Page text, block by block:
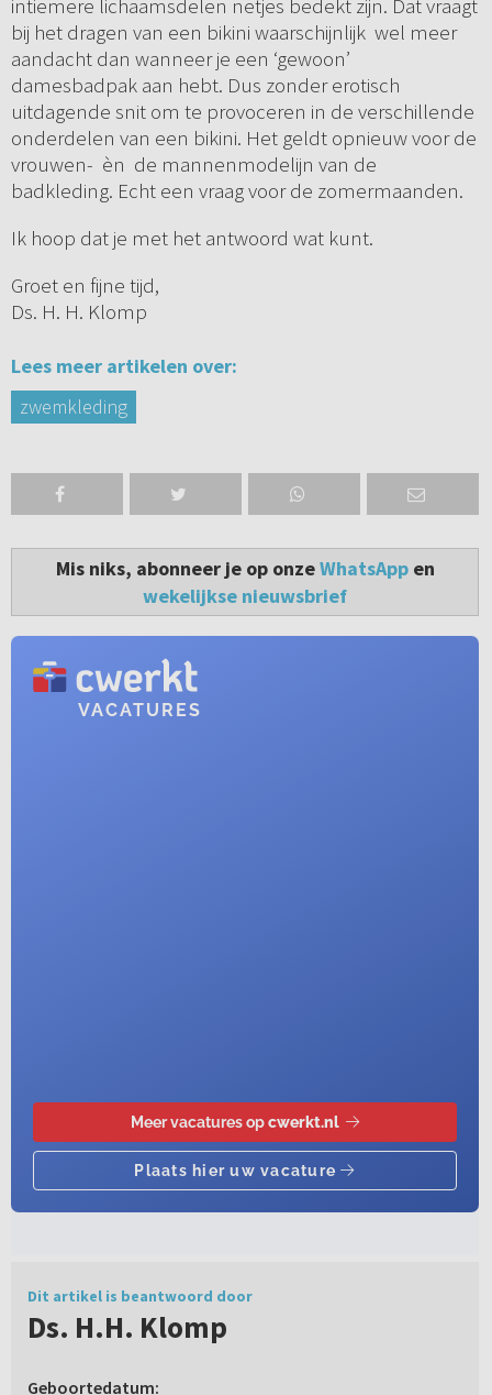
intiemere lichaamsdelen netjes bedekt zijn. Dat vraagt
bij het dragen van een bikini waarschijnlijk wel meer
aandacht dan wanneer je een ‘gewoon’
damesbadpak aan hebt. Dus zonder erotisch
uitdagende snit om te provoceren in de verschillende
onderdelen van een bikini. Het geldt opnieuw voor de
vrouwen- èn de mannenmodelijn van de
badkleding. Echt een vraag voor de zomermaanden.
Ik hoop dat je met het antwoord wat kunt.
Groet en fijne tijd,
Ds. H. H. Klomp
Lees meer artikelen over:
zwemkleding
Mis niks, abonneer je op onzeWhatsAppen
wekelijkse nieuwsbrief
Dit artikel is beantwoord door
Ds. H.H. Klomp
Geboortedatum: